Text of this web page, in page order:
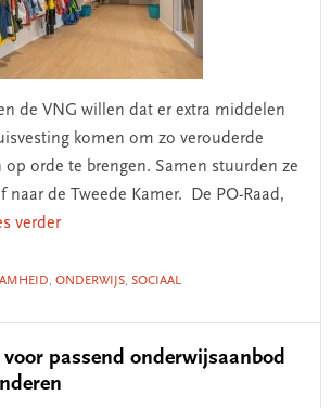
de VNG willen dat er extra middelen
komen om zo verouderde
op orde te brengen. Samen stuurden ze
naar de Tweede Kamer. De PO-Raad,
verder
, ONDERWIJS, SOCIAAL
voor passend onderwijsaanbod